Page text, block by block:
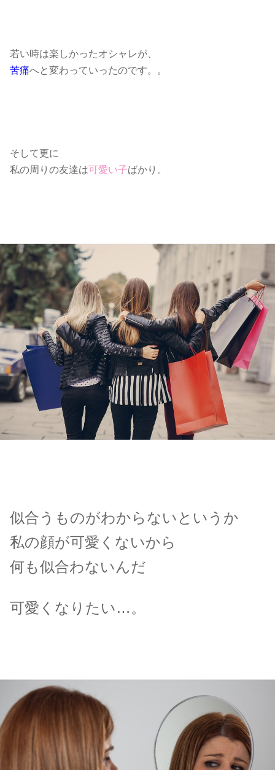
若い時は楽しかったオシャレが、
苦痛へと変わっていったのです。。
そして更に
私の周りの友達は可愛い子ばかり。
似合うものがわからない というか
私の顔が可愛くないから
何も似合わないんだ
可愛くなりたい…。